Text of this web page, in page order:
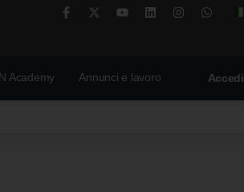
Academy Annunci e lavoro Accedi